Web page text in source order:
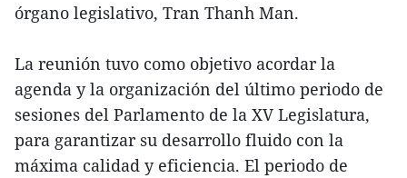
órgano legislativo, Tran Thanh Man.
La reunión tuvo como objetivo acordar la
agenda y la organización del último periodo de
sesiones del Parlamento de la XV Legislatura,
para garantizar su desarrollo fluido con la
máxima calidad y eficiencia. El periodo de